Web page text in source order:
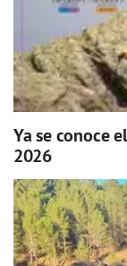
Ya se conoce
2026